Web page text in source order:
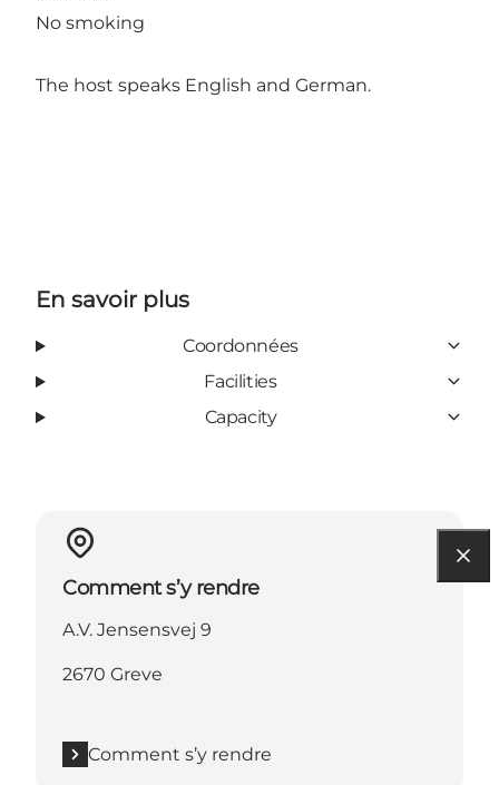
No smoking
The host speaks English and German.
En savoir plus
Coordonnées
Facilities
Capacity
Comment s’y rendre
A.V. Jensensvej 9
2670 Greve
Comment s’y rendre